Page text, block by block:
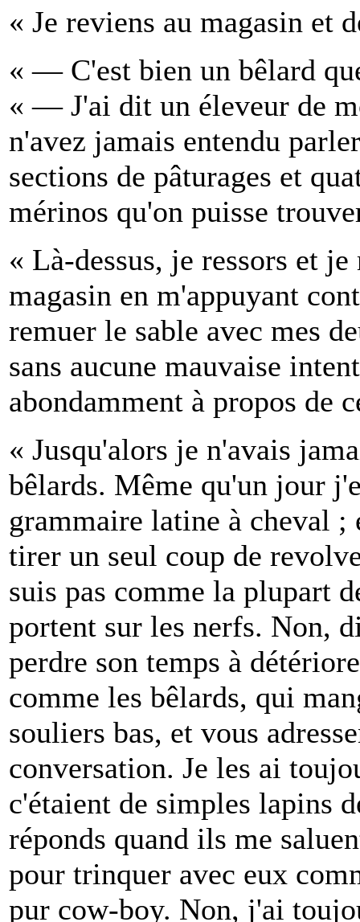
« Je reviens au magasin et
« — C'est bien un bêlard
« — J'ai dit un éleveur de
n'avez jamais entendu
sections de pâturages et
mérinos qu'on puisse
« Là-dessus, je ressors et
magasin en m'appuyant
remuer le sable avec mes
sans aucune mauvaise
abondamment à propos de
« Jusqu'alors je n'avais
bêlards. Même qu'un jour
grammaire latine à cheval ;
tirer un seul coup de
suis pas comme la plupart
portent sur les nerfs. Non,
perdre son temps à
comme les bêlards, qui
souliers bas, et vous
conversation. Je les ai
c'étaient de simples lapins
réponds quand ils me
pour trinquer avec eux
pur cow-boy. Non, j'ai